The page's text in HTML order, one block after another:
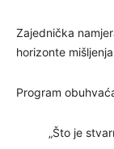
Zajednička
horizonte
Program
„Što je